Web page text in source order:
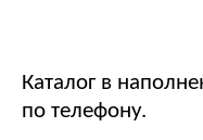
Каталог в
по телефону.